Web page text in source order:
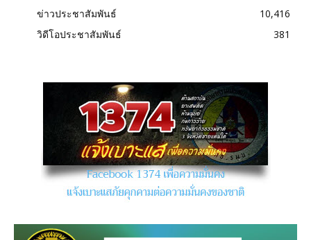
ข่าวประชาสัมพันธ์
10,416
วิดีโอประชาสัมพันธ์
381